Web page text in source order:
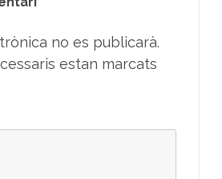
no es publicarà.
estan marcats